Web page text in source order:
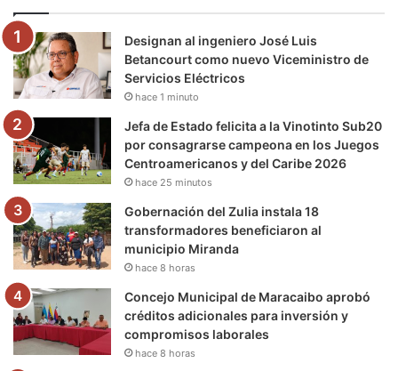
o
o
k
e
r
b
e
g
r
a
m
r
a
k
Designan al ingeniero José Luis
Betancourt como nuevo Viceministro de
Servicios Eléctricos
hace 1 minuto
Jefa de Estado felicita a la Vinotinto Sub20
por consagrarse campeona en los Juegos
Centroamericanos y del Caribe 2026
hace 25 minutos
Gobernación del Zulia instala 18
transformadores beneficiaron al
municipio Miranda
hace 8 horas
Concejo Municipal de Maracaibo aprobó
créditos adicionales para inversión y
compromisos laborales
hace 8 horas